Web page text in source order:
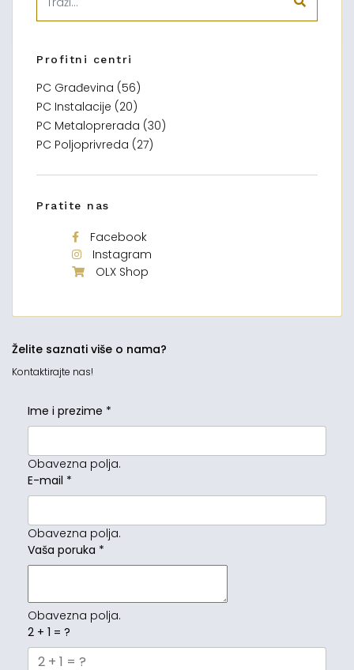
Profitni centri
PC Građevina (56)
PC Instalacije (20)
PC Metaloprerada (30)
PC Poljoprivreda (27)
Pratite nas
Facebook
Instagram
OLX Shop
Želite saznati više o nama?
Kontaktirajte nas!
Ime i prezime *
Obavezna polja.
E-mail *
Obavezna polja.
Vaša poruka *
Obavezna polja.
2 + 1 = ?